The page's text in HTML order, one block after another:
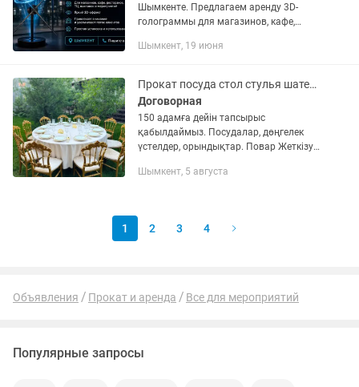
Шымкенте. Предлагаем аренду 3D-
голограммы для магазинов, кафе,
выставок, мероприятий и открытия
привлечения...
Шымкент, 19 июня
Прокат посуда стол стулья шатер Фуршетные столы
Договорная
150 адамға дейін тапсырыс
қабылдаймыз. Посудалар, дөңгелек
үстелдер, орындықтар. Повар Жеткізу
Прокат посуды, столы стульев, круглые
Шымкент, 5 августа
1 2 3 4
Объявления Прокат и аренда Все для мероприятий
Популярные запросы